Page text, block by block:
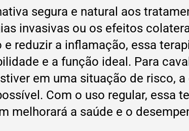
segura e natural aos
invasivas ou os efeitos
reduzir a inflamação, essa
e a função ideal. Para
em uma situação de risco,
Com o uso regular, essa
melhorará a saúde e o